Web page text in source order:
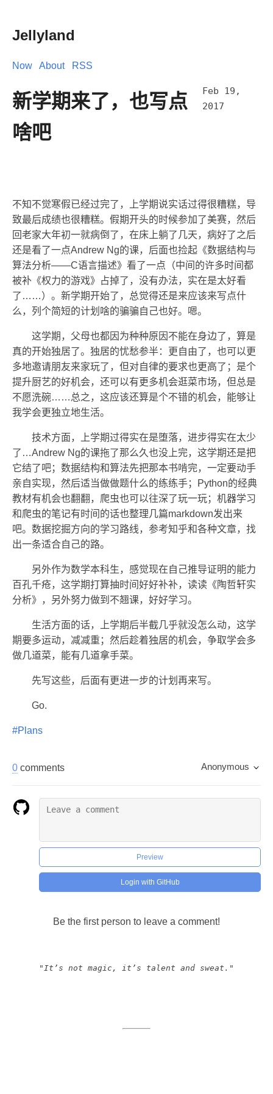
Jellyland
Now About RSS
新学期来了，也写点
啥吧
Feb 19,
2017
不知不觉寒假已经过完了，上学期说实话过得很糟糕，导
致最后成绩也很糟糕。假期开头的时候参加了美赛，然后
回老家大年初一就病倒了，在床上躺了几天，病好了之后
还是看了一点Andrew Ng的课，后面也捡起《数据结构与
算法分析——C语言描述》看了一点（中间的许多时间都
被补《权力的游戏》占掉了，没有办法，实在是太好看
了……）。新学期开始了，总觉得还是来应该来写点什
么，列个简短的计划啥的骗骗自己也好。嗯。
这学期，父母也都因为种种原因不能在身边了，算是
真的开始独居了。独居的忧愁参半：更自由了，也可以更
多地邀请朋友来家玩了，但对自律的要求也更高了；是个
提升厨艺的好机会，还可以有更多机会逛菜市场，但总是
不愿洗碗……总之，这应该还算是个不错的机会，能够让
我学会更独立地生活。
技术方面，上学期过得实在是堕落，进步得实在太少
了…Andrew Ng的课拖了那么久也没上完，这学期还是把
它结了吧；数据结构和算法先把那本书啃完，一定要动手
亲自实现，然后适当做做题什么的练练手；Python的经典
教材有机会也翻翻，爬虫也可以往深了玩一玩；机器学习
和爬虫的笔记有时间的话也整理几篇markdown发出来
吧。数据挖掘方向的学习路线，参考知乎和各种文章，找
出一条适合自己的路。
另外作为数学本科生，感觉现在自己推导证明的能力
百孔千疮，这学期打算抽时间好好补补，读读《陶哲轩实
分析》，另外努力做到不翘课，好好学习。
生活方面的话，上学期后半截几乎就没怎么动，这学
期要多运动，减减重；然后趁着独居的机会，争取学会多
做几道菜，能有几道拿手菜。
先写这些，后面有更进一步的计划再来写。
Go.
#Plans
0 comments Anonymous
Preview
Login with GitHub
Be the first person to leave a comment!
"It’s not magic, it’s talent and sweat."